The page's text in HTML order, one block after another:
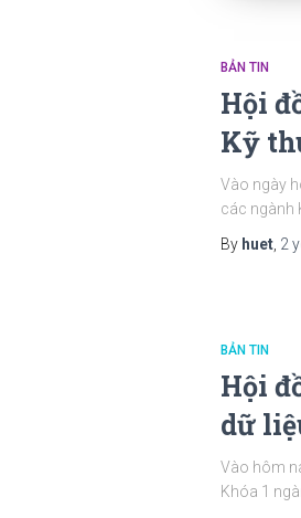
BẢN TIN
Hội
Kỹ
Vào ngày
các ngành
By huet, 2
BẢN TIN
Hội
dữ
Vào hôm
Khóa 1